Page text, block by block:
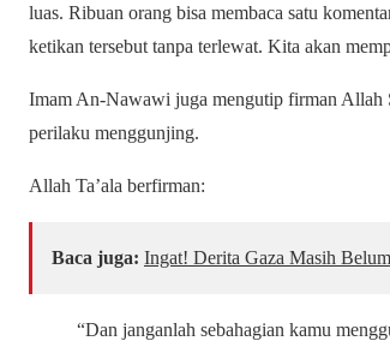
luas. Ribuan orang bisa membaca satu
ketikan tersebut tanpa terlewat. Kita akan
Imam An-Nawawi juga mengutip firman Allah
perilaku menggunjing.
Allah Ta’ala berfirman:
Baca juga: Ingat! Derita Gaza Masih
“Dan janganlah sebahagian kamu